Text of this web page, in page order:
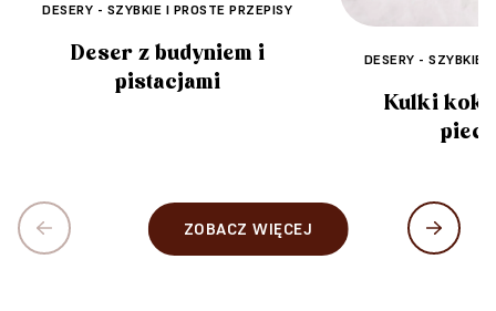
DESERY - SZYBKIE I PROSTE PRZEPISY
Deser z budyniem i
pistacjami
DESERY - SZYBKIE I
Kulki
ZOBACZ WIĘCEJ